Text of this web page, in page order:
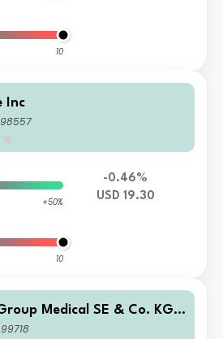
10
Inc
+50%
10
-0.46%
USD 19.30
Medical SE & Co. KGa